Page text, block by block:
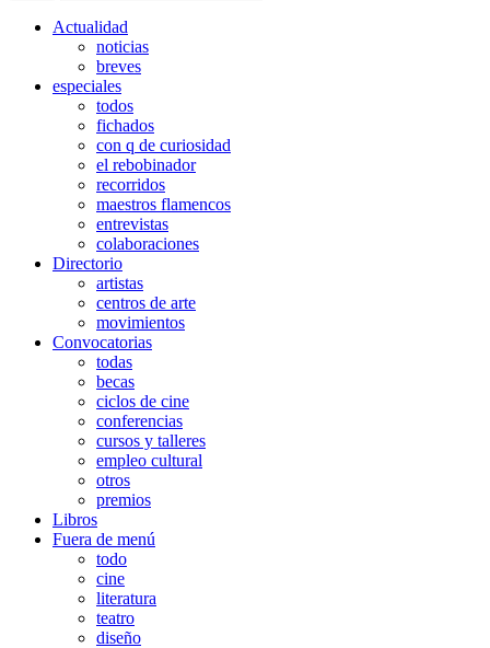
Actualidad
noticias
breves
especiales
todos
fichados
con q de curiosidad
el rebobinador
recorridos
maestros flamencos
entrevistas
colaboraciones
Directorio
artistas
centros de arte
movimientos
Convocatorias
todas
becas
ciclos de cine
conferencias
cursos y talleres
empleo cultural
otros
premios
Libros
Fuera de menú
todo
cine
literatura
teatro
diseño